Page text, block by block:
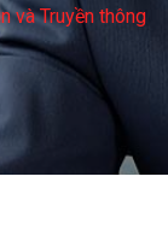
và Truyền thông